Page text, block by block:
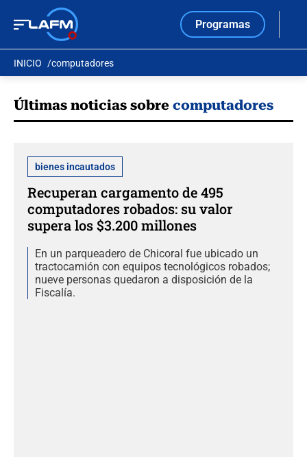
Programas
INICIO computadores
Últimas noticias sobre computadores
bienes incautados
Recuperan cargamento de 495
computadores robados: su valor
supera los $3.200 millones
En un parqueadero de Chicoral fue ubicado un
tractocamión con equipos tecnológicos robados;
nueve personas quedaron a disposición de la
Fiscalía.